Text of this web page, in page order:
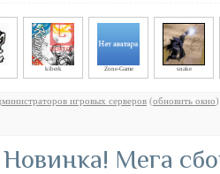
kiberk Zone-Game snake
игровых серверов (обновить окно)
Мега